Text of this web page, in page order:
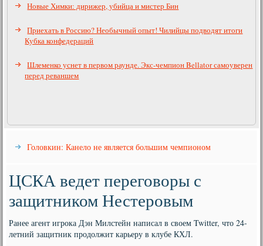
Новые Химки: дирижер, убийца и мистер Бин
Приехать в Россию? Необычный опыт! Чилийцы подводят итоги
Кубка конфедераций
Шлеменко уснет в первом раунде. Экс-чемпион Bellator самоуверен
перед реваншем
Головкин: Канело не является большим чемпионом
ЦСКА ведет переговоры с
защитником Нестеровым
Ранее агент игрока Дэн Милстейн написал в своем Twitter, что 24-
летний защитник продолжит карьеру в клубе КХЛ.